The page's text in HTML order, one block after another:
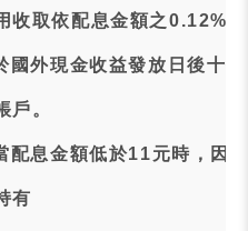
收取依配息金額之0.12%
國外現金收益發放日後十
戶。
配息金額低於11元時，因
有